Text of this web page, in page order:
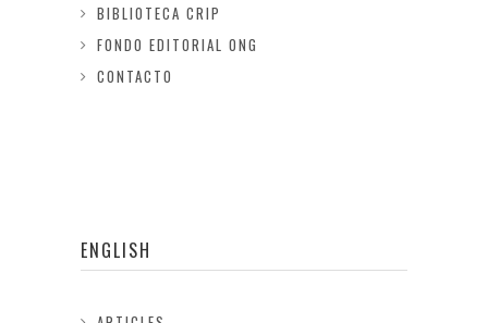
BIBLIOTECA CRIP
FONDO EDITORIAL ONG
CONTACTO
ENGLISH